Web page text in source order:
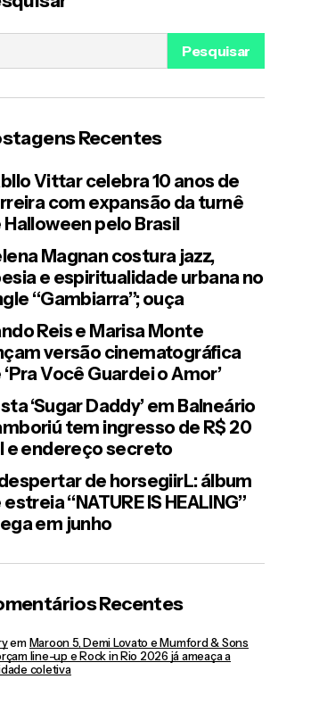
Pesquisar
Recentes
Vittar celebra 10 anos de
com expansão da turnê
Halloween pelo Brasil
Magnan costura jazz,
e espiritualidade urbana no
“Gambiarra”; ouça
Reis e Marisa Monte
versão cinematográfica
‘Pra Você Guardei o Amor’
‘Sugar Daddy’ em Balneário
tem ingresso de R$ 20
e endereço secreto
de horsegiirL: álbum
“NATURE IS HEALING”
em junho
Recentes
emMaroon 5, Demi Lovato e Mumford & Sons
line-up e Rock in Rio 2026 já ameaça a
coletiva